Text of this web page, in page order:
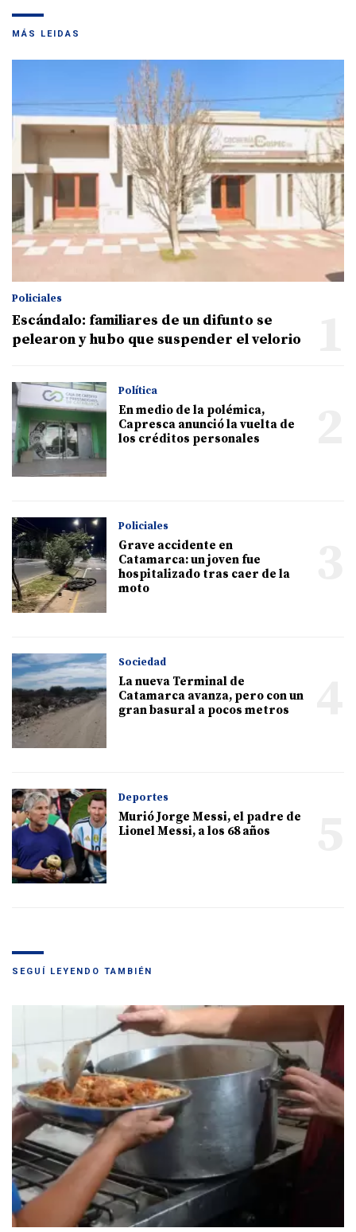
MÁS LEIDAS
Policiales
Escándalo: familiares de un difunto se
pelearon y hubo que suspender el velorio
Política
En medio de la polémica,
Capresca anunció la vuelta de
los créditos personales
Policiales
Grave accidente en
Catamarca: un joven fue
hospitalizado tras caer de la
moto
Sociedad
La nueva Terminal de
Catamarca avanza, pero con un
gran basural a pocos metros
Deportes
Murió Jorge Messi, el padre de
Lionel Messi, a los 68 años
SEGUÍ LEYENDO TAMBIÉN